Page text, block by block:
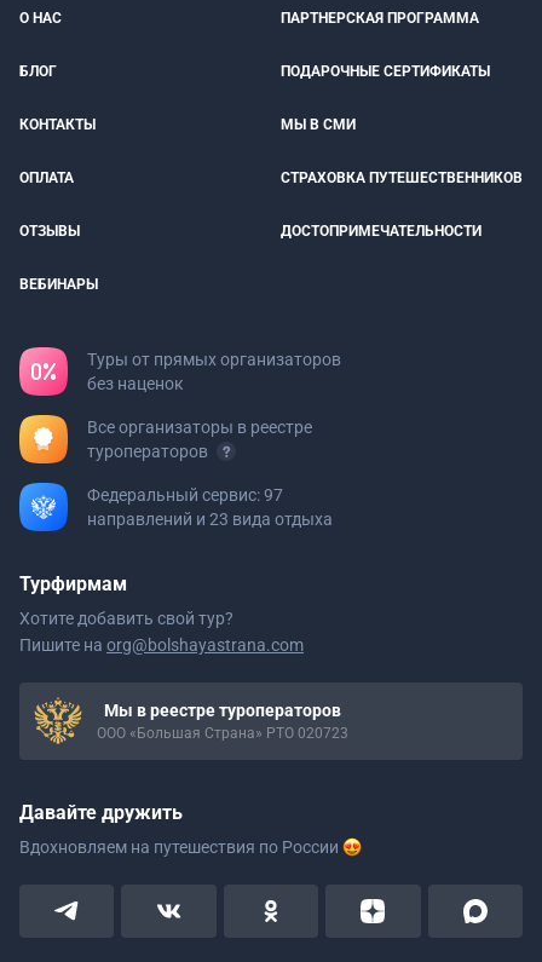
О НАС ПАРТНЕРСКАЯ ПРОГРАММА
БЛОГ ПОДАРОЧНЫЕ СЕРТИФИКАТЫ
КОНТАКТЫ МЫ В СМИ
ОПЛАТА СТРАХОВКА ПУТЕШЕСТВЕННИКОВ
ОТЗЫВЫ ДОСТОПРИМЕЧАТЕЛЬНОСТИ
ВЕБИНАРЫ
Туры от прямых организаторов
без наценок
Все организаторы в реестре
туроператоров
Федеральный сервис: 97
направлений и 23 вида отдыха
Турфирмам
Хотите добавить свой тур?
Пишите на org@bolshayastrana.com
Мы в реестре туроператоров
ООО «Большая Страна» РТО 020723
Давайте дружить
Вдохновляем на путешествия по России